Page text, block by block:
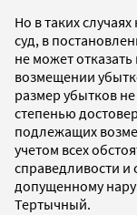
Но в таких
суд, в
не может
возмещении
размер убытков
степенью
подлежащих
учетом всех
справедливости и
допущенному
Тертычный.